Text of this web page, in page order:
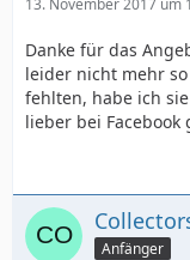
float:left;
height:224px;
13. November 2017 um
Danke für das
leider nicht mehr
fehlten, habe ich
lieber bei Facebook
Anfänger